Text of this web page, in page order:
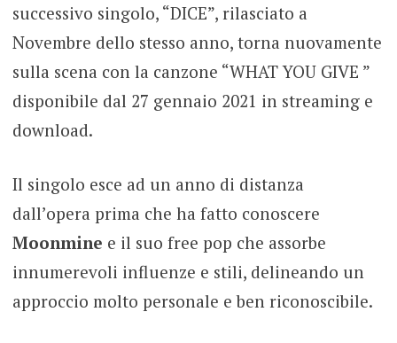
successivo singolo, “DICE”, rilasciato a
Novembre dello stesso anno, torna nuovamente
sulla scena con la canzone “WHAT YOU GIVE ”
disponibile dal 27 gennaio 2021 in streaming e
download.
Il singolo esce ad un anno di distanza
dall’opera prima che ha fatto conoscere
Moonmine e il suo free pop che assorbe
innumerevoli influenze e stili, delineando un
approccio molto personale e ben riconoscibile.